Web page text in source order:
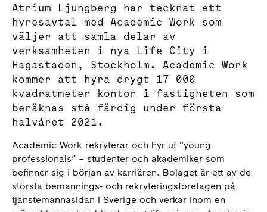
Atrium Ljungberg har tecknat ett
hyresavtal med Academic Work som
väljer att samla delar av
verksamheten i nya Life City i
Hagastaden, Stockholm. Academic Work
kommer att hyra drygt 17 000
kvadratmeter kontor i fastigheten som
beräknas stå färdig under första
halvåret 2021.
Academic Work rekryterar och hyr ut ”young
professionals” – studenter och akademiker som
befinner sig i början av karriären. Bolaget är ett av de
största bemannings- och rekryteringsföretagen på
tjänstemannasidan i Sverige och verkar inom en